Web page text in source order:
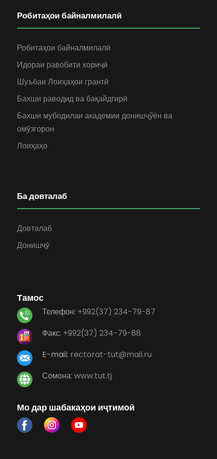
Робитаҳои байналмилалӣ
Робитаҳои байналмилалӣ
Идораи равобити хориҷӣ
Шуъбаи Лоиҳаҳои грантӣ
Бахши раводид ва бақайдгирӣ
Бахши мубодилаи академии донишҷўён ва
омӯзгорон
Лоиҳаҳо
Ба довталаб
Довталаб
Донишҷӯ
Тамос
Телефон: +992(37) 234-79-87
Факс: +992(37) 234-79-88
E-mail: rectorat-tut@mail.ru
Сомона: www.tut.tj
Мо дар шабакаҳои иҷтимоӣ